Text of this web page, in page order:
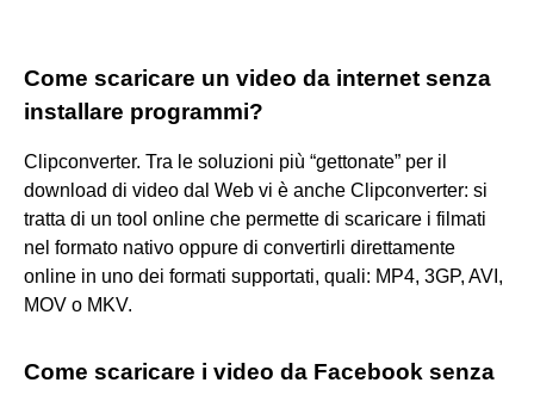
Come scaricare un video da internet senza
installare programmi?
Clipconverter. Tra le soluzioni più “gettonate” per il
download di video dal Web vi è anche Clipconverter: si
tratta di un tool online che permette di scaricare i filmati
nel formato nativo oppure di convertirli direttamente
online in uno dei formati supportati, quali: MP4, 3GP, AVI,
MOV o MKV.
Come scaricare i video da Facebook senza